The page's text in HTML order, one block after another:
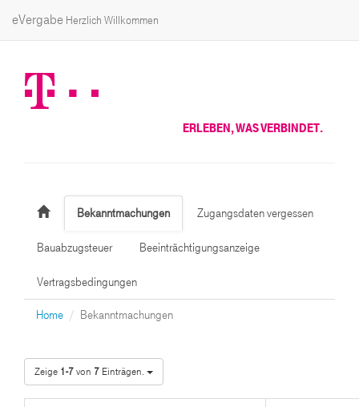
eVergabe Herzlich Willkommen
ERLEBEN, WAS VERBINDET.
Bekanntmachungen Zugangsdaten vergessen
Bauabzugsteuer Beeinträchtigungsanzeige
Vertragsbedingungen
Home Bekanntmachungen
Zeige 1-7von 7 Einträgen.